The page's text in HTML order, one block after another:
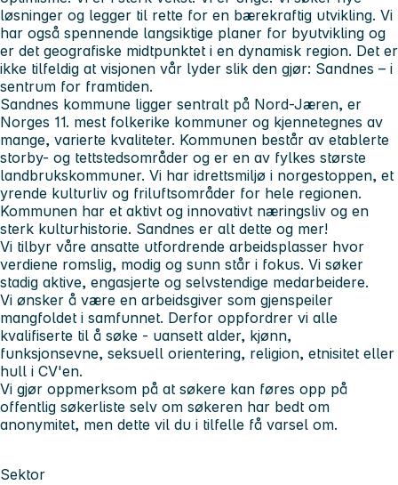
løsninger og legger til rette for en bærekraftig utvikling. Vi
har også spennende langsiktige planer for byutvikling og
er det geografiske midtpunktet i en dynamisk region. Det er
ikke tilfeldig at visjonen vår lyder slik den gjør: Sandnes – i
sentrum for framtiden.
Sandnes kommune ligger sentralt på Nord-Jæren, er
Norges 11. mest folkerike kommuner og kjennetegnes av
mange, varierte kvaliteter. Kommunen består av etablerte
storby- og tettstedsområder og er en av fylkes største
landbrukskommuner. Vi har idrettsmiljø i norgestoppen, et
yrende kulturliv og friluftsområder for hele regionen.
Kommunen har et aktivt og innovativt næringsliv og en
sterk kulturhistorie. Sandnes er alt dette og mer!
Vi tilbyr våre ansatte utfordrende arbeidsplasser hvor
verdiene romslig, modig og sunn står i fokus. Vi søker
stadig aktive, engasjerte og selvstendige medarbeidere.
Vi ønsker å være en arbeidsgiver som gjenspeiler
mangfoldet i samfunnet. Derfor oppfordrer vi alle
kvalifiserte til å søke - uansett alder, kjønn,
funksjonsevne, seksuell orientering, religion, etnisitet eller
hull i CV'en.
Vi gjør oppmerksom på at søkere kan føres opp på
offentlig søkerliste selv om søkeren har bedt om
anonymitet, men dette vil du i tilfelle få varsel om.
Sektor